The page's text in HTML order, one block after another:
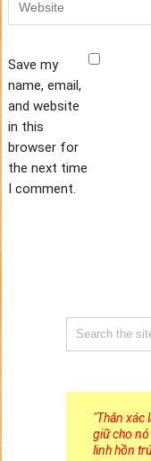
Save my
name, email,
and website
in this
browser for
the next time
I comment.
"Thân xác
giữ cho
linh hồn